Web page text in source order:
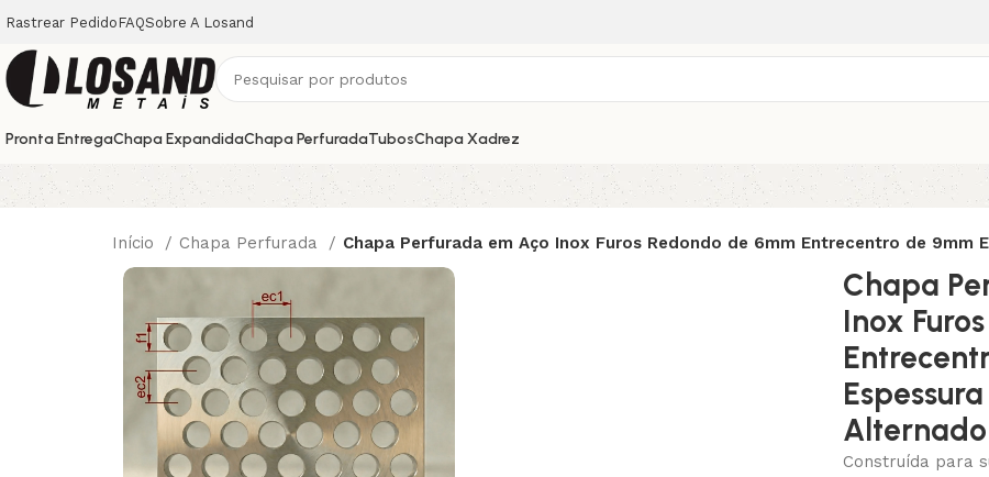
Rastrear Pedido FAQSobre A Losand
Pronta EntregaChapa ExpandidaChapa PerfuradaTubosChapa Xadrez
Início Chapa Perfurada Chapa Perfurada em Aço Inox Furos Redondo de 6mm Entrecentro de 9mm
Chapa
Inox
Alternado
Construída para